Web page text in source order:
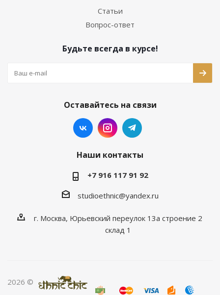
Статьи
Вопрос-ответ
Будьте всегда в курсе!
Оставайтесь на связи
Наши контакты
+7 916 117 91 92
studioethnic@yandex.ru
г. Москва, Юрьевский переулок 13а строение 2
склад 1
2026 ©